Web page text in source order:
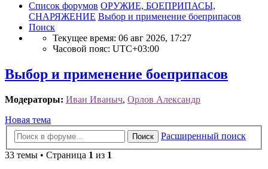
Список форумов ОРУЖИЕ, БОЕПРИПАСЫ,
СНАРЯЖЕНИЕ Выбор и применение боеприпасов
Поиск
Текущее время: 06 авг 2026, 17:27
Часовой пояс: UTC+03:00
Выбор и применение боеприпасов
Модераторы: Иван Иваныч, Орлов Александр
Новая
тема
Новая тема
Поиск
Расширенный поиск
33 темы • Страница 1 из 1